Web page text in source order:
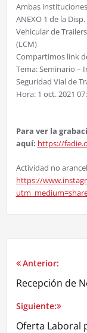
Ambas
ANEXO 1 de la
Vehicular de
(LCM)
Compartimos link
Tema: Seminario –
Seguridad Vial de
Hora: 1 oct. 2021
Para ver la
aquí: https://
Actividad no
https://
Anterior:
Recepción de
Siguiente:
Oferta Laboral